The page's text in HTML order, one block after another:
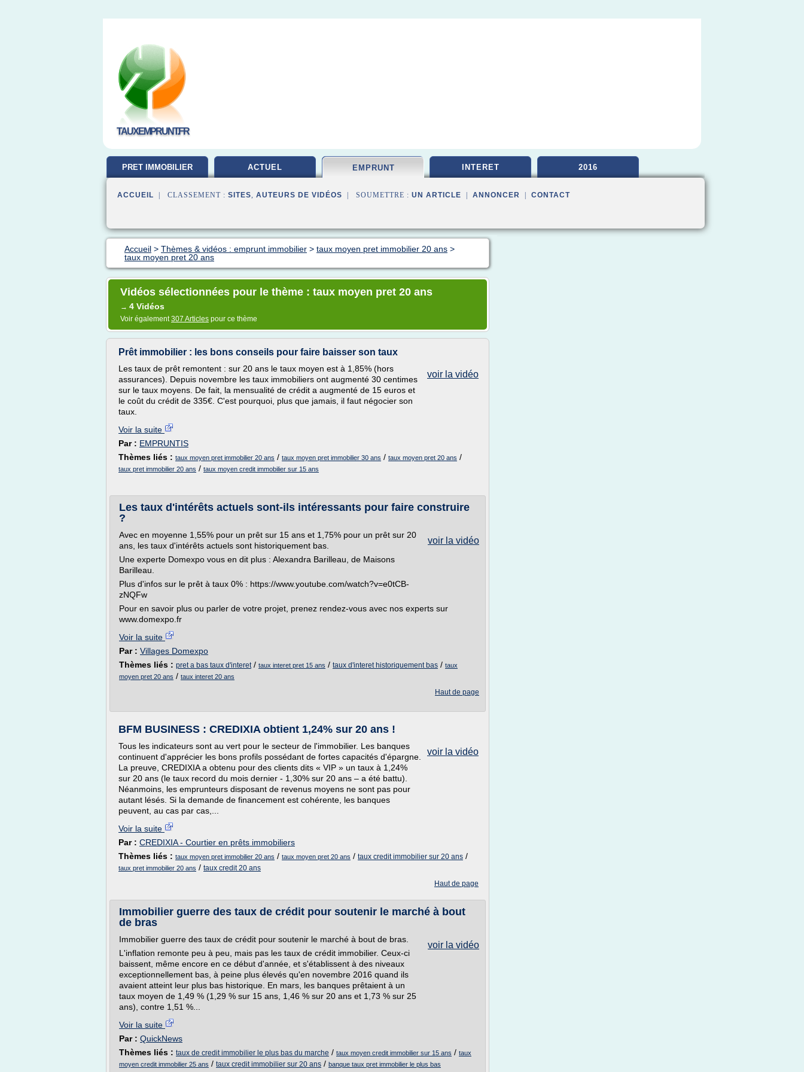
TAUXEMPRUNT.FR
PRET IMMOBILIER ACTUEL EMPRUNT INTERET 2016
ACCUEIL | CLASSEMENT : SITES, AUTEURS DE VIDÉOS | SOUMETTRE : UN ARTICLE ANNONCER CONTACT
Accueil > Thèmes & vidéos : emprunt immobilier > taux moyen pret immobilier 20 ans >
taux moyen pret 20 ans
Vidéos sélectionnées pour le thème : taux moyen pret 20 ans
→ 4 Vidéos
Voir également307 Articles pour ce thème
Prêt immobilier : les bons conseils pour faire baisser son taux
voir la vidéo
Les taux de prêt remontent : sur 20 ans le taux moyen est à 1,85% (hors
assurances). Depuis novembre les taux immobiliers ont augmenté 30 centimes
sur le taux moyens. De fait, la mensualité de crédit a augmenté de 15 euros et
le coût du crédit de 335€. C'est pourquoi, plus que jamais, il faut négocier son
taux.
Voir la suite
Par : EMPRUNTIS
Thèmes liés : taux moyen pret immobilier 20 ans / taux moyen pret immobilier 30 ans / taux moyen pret 20 ans /
taux pret immobilier 20 ans / taux moyen credit immobilier sur 15 ans
Les taux d'intérêts actuels sont-ils intéressants pour faire construire
?
voir la vidéo
Avec en moyenne 1,55% pour un prêt sur 15 ans et 1,75% pour un prêt sur 20
ans, les taux d'intérêts actuels sont historiquement bas.
Une experte Domexpo vous en dit plus : Alexandra Barilleau, de Maisons
Barilleau.
Plus d'infos sur le prêt à taux 0% : https://www.youtube.com/watch?v=e0tCB-
zNQFw
Pour en savoir plus ou parler de votre projet, prenez rendez-vous avec nos experts sur
www.domexpo.fr
Voir la suite
Par : Villages Domexpo
Thèmes liés : pret a bas taux d'interet/ taux interet pret 15 ans / taux d'interet historiquement bas / taux
moyen pret 20 ans / taux interet 20 ans
Haut de page
BFM BUSINESS : CREDIXIA obtient 1,24% sur 20 ans !
voir la vidéo
Tous les indicateurs sont au vert pour le secteur de l'immobilier. Les banques
continuent d'apprécier les bons profils possédant de fortes capacités d'épargne.
La preuve, CREDIXIA a obtenu pour des clients dits « VIP » un taux à 1,24%
sur 20 ans (le taux record du mois dernier - 1,30% sur 20 ans – a été battu).
Néanmoins, les emprunteurs disposant de revenus moyens ne sont pas pour
autant lésés. Si la demande de financement est cohérente, les banques
peuvent, au cas par cas,...
Voir la suite
Par : CREDIXIA - Courtier en prêts immobiliers
Thèmes liés : taux moyen pret immobilier 20 ans / taux moyen pret 20 ans / taux credit immobilier sur 20 ans /
taux pret immobilier 20 ans / taux credit 20 ans
Haut de page
Immobilier guerre des taux de crédit pour soutenir le marché à bout
de bras
voir la vidéo
Immobilier guerre des taux de crédit pour soutenir le marché à bout de bras.
L'inflation remonte peu à peu, mais pas les taux de crédit immobilier. Ceux-ci
baissent, même encore en ce début d'année, et s'établissent à des niveaux
exceptionnellement bas, à peine plus élevés qu'en novembre 2016 quand ils
avaient atteint leur plus bas historique. En mars, les banques prêtaient à un
taux moyen de 1,49 % (1,29 % sur 15 ans, 1,46 % sur 20 ans et 1,73 % sur 25
ans), contre 1,51 %...
Voir la suite
Par : QuickNews
Thèmes liés : taux de credit immobilier le plus bas du marche / taux moyen credit immobilier sur 15 ans / taux
moyen credit immobilier 25 ans / taux credit immobilier sur 20 ans / banque taux pret immobilier le plus bas